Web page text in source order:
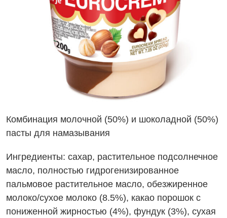
Комбинация молочной (50%) и шоколадной (50%)
пасты для намазывания
Ингредиенты: сахар, растительное подсолнечное
масло, полностью гидрогенизированное
пальмовое растительное масло, обезжиренное
молоко/сухое молоко (8.5%), какао порошок с
пониженной жирностью (4%), фундук (3%), сухая